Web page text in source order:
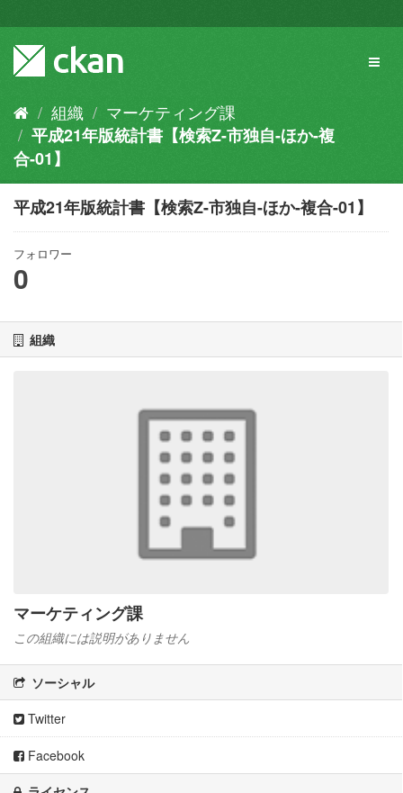
キ
組織
マーケティング課
平成21年版統計書【検索Z-市独自-ほか-複
合-01】
平成21年版統計書【検索Z-市独自-ほか-複合-01】
フォロワー
0
組織
マーケティング課
この組織には説明がありません
ソーシャル
Twitter
Facebook